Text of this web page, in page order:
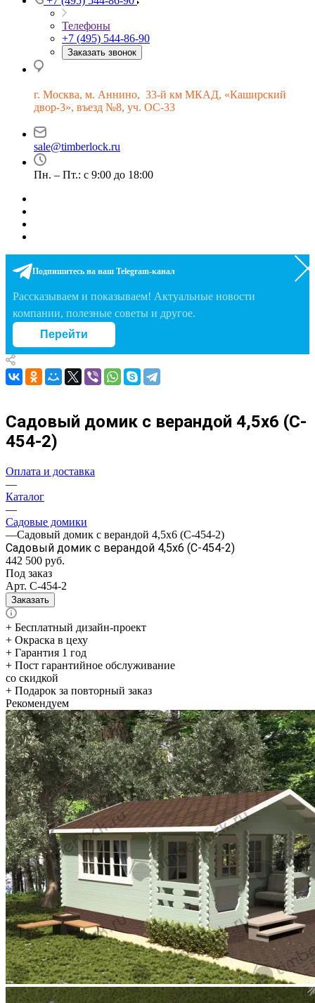
Телефоны
+7 (495) 544-86-90
Заказать звонок
г. Москва, м. Аннино, 33-й км МКАД, «Каширский
двор-3», въезд №8, уч. ОС-33
sale@timberlock.ru
Пн. – Пт.: с 9:00 до 18:00
Подпишитесь на наш Telegram-канал
Рассказываем и показываем! Актуальные новости
компании, полезные советы и другое.
Перейти
Садовый домик с верандой 4,5х6 (C-
454-2)
Оплата и доставка
—
Каталог
—
Садовые домики
—Садовый домик с верандой 4,5х6 (C-454-2)
Садовый домик с верандой 4,5х6 (C-454-2)
442 500 руб.
Под заказ
Арт. С-454-2
Заказать
+ Бесплатный дизайн-проект
+ Окраска в цеху
+ Гарантия 1 год
+ Пост гарантийное обслуживание
со скидкой
+ Подарок за повторный заказ
Рекомендуем